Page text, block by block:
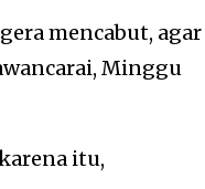
mencabut, agar
Minggu
itu,